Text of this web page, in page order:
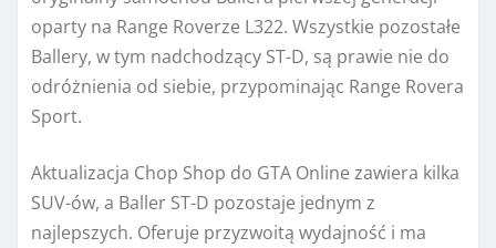
oparty na Range Roverze L322. Wszystkie pozostałe
Ballery, w tym nadchodzący ST-D, są prawie nie do
odróżnienia od siebie, przypominając Range Rovera
Sport.
Aktualizacja Chop Shop do GTA Online zawiera kilka
SUV-ów, a Baller ST-D pozostaje jednym z
najlepszych. Oferuje przyzwoitą wydajność i ma